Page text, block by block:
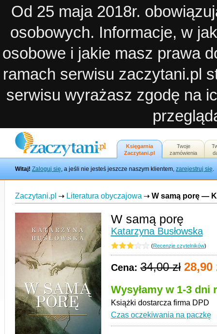
Od 25 maja 2018r.
osobowych. Informacje, w
osobowe i jakie masz prawa
ramach serwisu zaczytani.pl
serwisu wyrażasz zgodę na
Witaj! Zaloguj się, a jeśli nie jesteś jeszcze naszym klientem, zarejestruj się.
Księgarnia
Zaczytani.pl
Twoje
zamówienia
Zaczytani.pl Literatura obyczajowa W samą porę —
W samą porę
Katarzyna Busłowska
(Recenzje czytelników)
Cena: 34,00 zł 28,90
Wysyłamy w 1-3 dni
Książki dostarcza firma DPD
Czas oczekiwania na paczkę